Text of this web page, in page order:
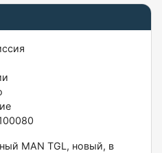
MAN TGL, новый, в